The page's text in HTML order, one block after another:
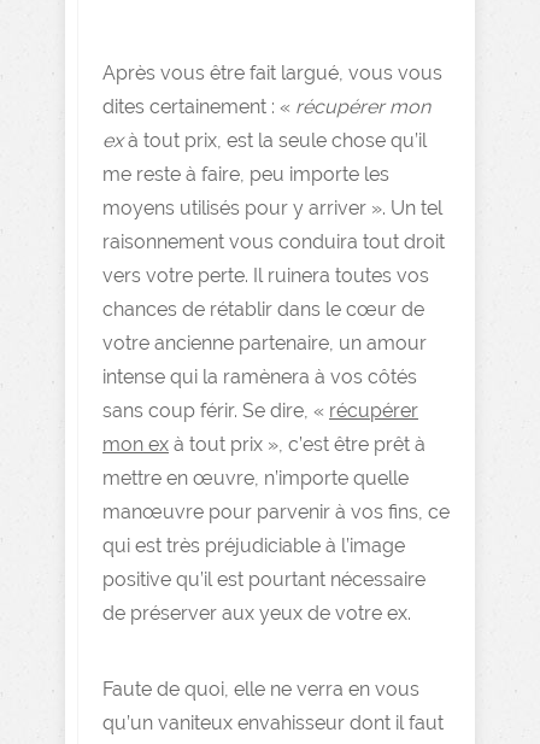
Après vous être fait largué, vous vous
dites certainement : « récupérer mon
exà tout prix, est la seule chose qu’il
me reste à faire, peu importe les
moyens utilisés pour y arriver ». Un tel
raisonnement vous conduira tout droit
vers votre perte. Il ruinera toutes vos
chances de rétablir dans le cœur de
votre ancienne partenaire, un amour
intense qui la ramènera à vos côtés
sans coup férir. Se dire, « récupérer
mon ex à tout prix », c’est être prêt à
mettre en œuvre, n’importe quelle
manœuvre pour parvenir à vos fins, ce
qui est très préjudiciable à l’image
positive qu’il est pourtant nécessaire
de préserver aux yeux de votre ex.
Faute de quoi, elle ne verra en vous
qu’un vaniteux envahisseur dont il faut